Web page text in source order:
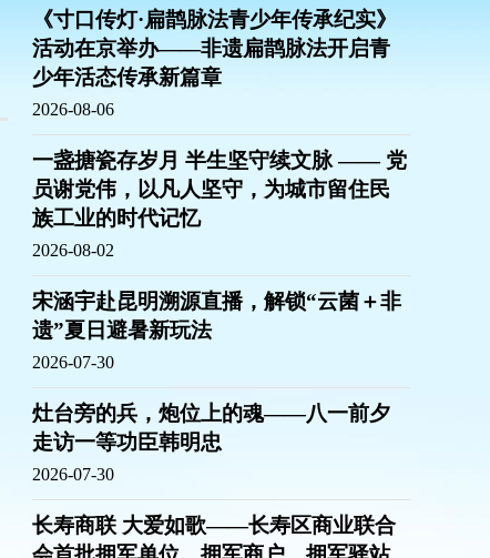
《寸口传灯·扁鹊脉法青少年传承纪实》
活动在京举办——非遗扁鹊脉法开启青
少年活态传承新篇章
2026-08-06
一盏搪瓷存岁月 半生坚守续文脉 —— 党
员谢党伟，以凡人坚守，为城市留住民
族工业的时代记忆
2026-08-02
宋涵宇赴昆明溯源直播，解锁“云菌＋非
遗”夏日避暑新玩法
2026-07-30
灶台旁的兵，炮位上的魂——八一前夕
走访一等功臣韩明忠
2026-07-30
长寿商联 大爱如歌——长寿区商业联合